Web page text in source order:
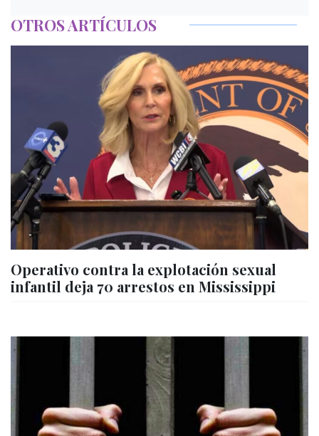
OTROS ARTÍCULOS
Operativo contra la explotación sexual
infantil deja 70 arrestos en Mississippi